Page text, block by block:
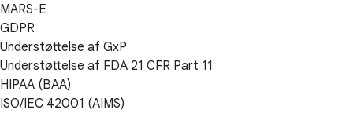
MARS-E
GDPR
Understøttelse af GxP
Understøttelse af FDA 21 CFR Part 11
HIPAA (BAA)
ISO/IEC 42001 (AIMS)